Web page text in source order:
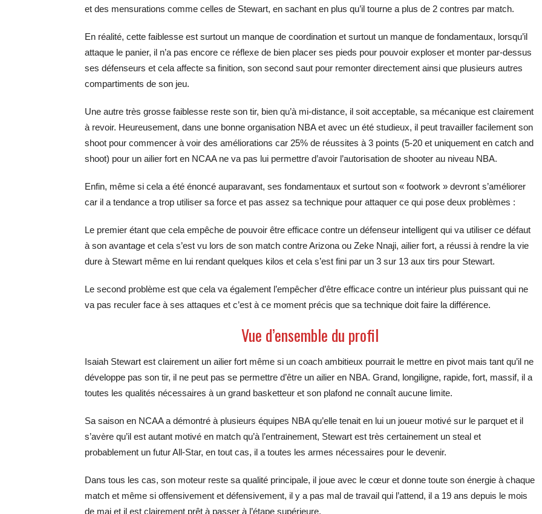
et des mensurations comme celles de Stewart, en sachant en plus qu’il tourne a plus de 2 contres par match.
En réalité, cette faiblesse est surtout un manque de coordination et surtout un manque de fondamentaux, lorsqu’il
attaque le panier, il n’a pas encore ce réflexe de bien placer ses pieds pour pouvoir exploser et monter par-dessus
ses défenseurs et cela affecte sa finition, son second saut pour remonter directement ainsi que plusieurs autres
compartiments de son jeu.
Une autre très grosse faiblesse reste son tir, bien qu’à mi-distance, il soit acceptable, sa mécanique est clairement
à revoir. Heureusement, dans une bonne organisation NBA et avec un été studieux, il peut travailler facilement son
shoot pour commencer à voir des améliorations car 25% de réussites à 3 points (5-20 et uniquement en catch and
shoot) pour un ailier fort en NCAA ne va pas lui permettre d’avoir l’autorisation de shooter au niveau NBA.
Enfin, même si cela a été énoncé auparavant, ses fondamentaux et surtout son « footwork » devront s’améliorer
car il a tendance a trop utiliser sa force et pas assez sa technique pour attaquer ce qui pose deux problèmes :
Le premier étant que cela empêche de pouvoir être efficace contre un défenseur intelligent qui va utiliser ce défaut
à son avantage et cela s’est vu lors de son match contre Arizona ou Zeke Nnaji, ailier fort, a réussi à rendre la vie
dure à Stewart même en lui rendant quelques kilos et cela s’est fini par un 3 sur 13 aux tirs pour Stewart.
Le second problème est que cela va également l’empêcher d’être efficace contre un intérieur plus puissant qui ne
va pas reculer face à ses attaques et c’est à ce moment précis que sa technique doit faire la différence.
Vue d’ensemble du profil
Isaiah Stewart est clairement un ailier fort même si un coach ambitieux pourrait le mettre en pivot mais tant qu’il ne
développe pas son tir, il ne peut pas se permettre d’être un ailier en NBA. Grand, longiligne, rapide, fort, massif, il a
toutes les qualités nécessaires à un grand basketteur et son plafond ne connaît aucune limite.
Sa saison en NCAA a démontré à plusieurs équipes NBA qu’elle tenait en lui un joueur motivé sur le parquet et il
s’avère qu’il est autant motivé en match qu’à l’entrainement, Stewart est très certainement un steal et
probablement un futur All-Star, en tout cas, il a toutes les armes nécessaires pour le devenir.
Dans tous les cas, son moteur reste sa qualité principale, il joue avec le cœur et donne toute son énergie à chaque
match et même si offensivement et défensivement, il y a pas mal de travail qui l’attend, il a 19 ans depuis le mois
de mai et il est clairement prêt à passer à l’étape supérieure.